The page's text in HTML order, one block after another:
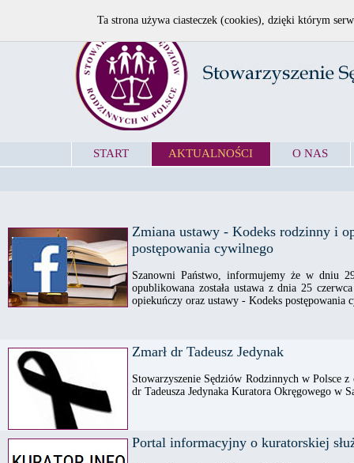
START AKTUALNOŚCI O NAS
Zmiana ustawy - Kodeks rodzinny i
postępowania cywilnego
Szanowni Państwo, informujemy że w dniu
opublikowana została ustawa z dnia 25
opiekuńczy oraz ustawy - Kodeks postępowania
Zmarł dr Tadeusz Jedynak
Stowarzyszenie Sędziów Rodzinnych w Polsce
dr Tadeusza Jedynaka Kuratora Okręgowego w
Portal informacyjny o kuratorskiej
Ta strona używa ciasteczek (cookies), dzięki którym